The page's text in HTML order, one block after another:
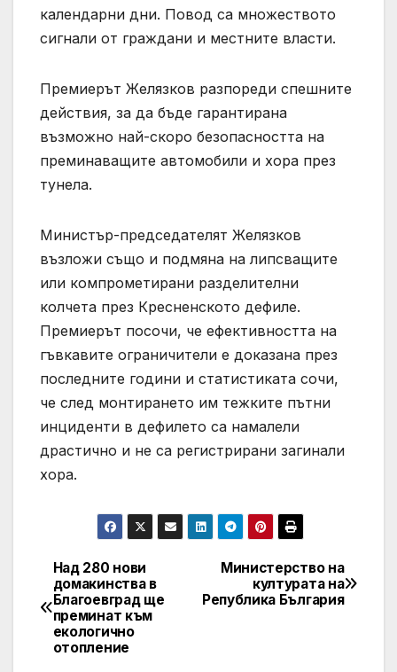
календарни дни. Повод са множеството
сигнали от граждани и местните власти.
Премиерът Желязков разпореди спешните
действия, за да бъде гарантирана
възможно най-скоро безопасността на
преминаващите автомобили и хора през
тунела.
Министър-председателят Желязков
възложи също и подмяна на липсващите
или компрометирани разделителни
колчета през Кресненското дефиле.
Премиерът посочи, че ефективността на
гъвкавите ограничители е доказана през
последните години и статистиката сочи,
че след монтирането им тежките пътни
инциденти в дефилето са намалели
драстично и не са регистрирани загинали
хора.
Post
navigation
Министерство на
културата на
Република България
Над 280 нови
домакинства в
Благоевград ще
преминат към
екологично
отопление